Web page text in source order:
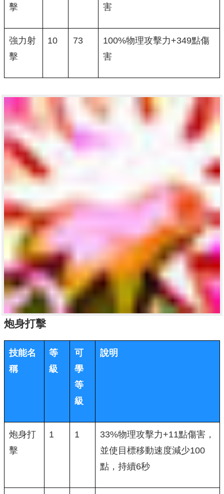
擊
害
強力射
擊
10 73
100%物理攻擊力+349點傷
害
炮身打擊
技能名
稱
等
級
可
學
等
級
說明
炮身打
擊
1 1
33%物理攻擊力+11點傷害，
並使目標移動速度減少100
點，持續6秒